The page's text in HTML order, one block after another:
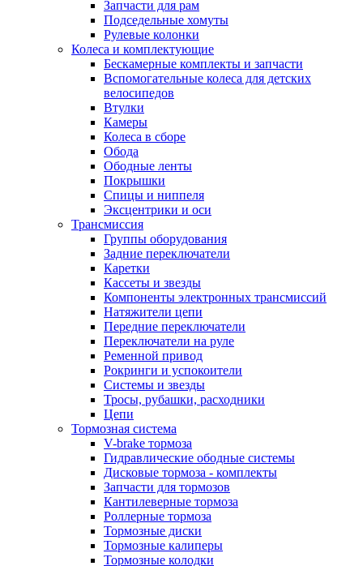
Запчасти для рам
Подседельные хомуты
Рулевые колонки
Колеса и комплектующие
Бескамерные комплекты и запчасти
Вспомогательные колеса для детских
велосипедов
Втулки
Камеры
Колеса в сборе
Обода
Ободные ленты
Покрышки
Спицы и ниппеля
Эксцентрики и оси
Трансмиссия
Группы оборудования
Задние переключатели
Каретки
Кассеты и звезды
Компоненты электронных трансмиссий
Натяжители цепи
Передние переключатели
Переключатели на руле
Ременной привод
Рокринги и успокоители
Системы и звезды
Тросы, рубашки, расходники
Цепи
Тормозная система
V-brake тормоза
Гидравлические ободные системы
Дисковые тормоза - комплекты
Запчасти для тормозов
Кантилеверные тормоза
Роллерные тормоза
Тормозные диски
Тормозные калиперы
Тормозные колодки